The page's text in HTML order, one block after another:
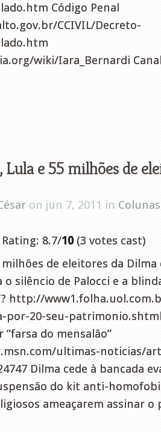
Código Penal
CCIVIL/Decreto-
wiki/Iara_Bernardi Canal
e 55 milhões de
on jun 7, 2011 in Colunas
Rating: 8.7/10 (3 votes cast)
de eleitores da Dilma
silêncio de Palocci e a
http://
por-20-seu-
do mensalão”
ultimas-noticias/
Dilma cede à bancada
do kit anti-
ameaçarem assinar o